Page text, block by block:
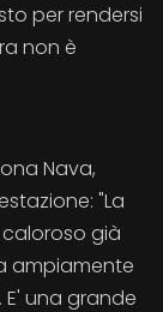
per rendersi
non è
Nava,
"La
già
ampiamente
una grande